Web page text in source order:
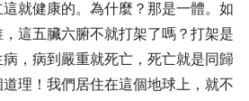
吉避凶—利人即自利，害人終害己-全1集
益—由有念而入無念，因往生而契無生-全1
典範 促進世界安定和平-全1集
就健康的。為什麼？那是一體。如
這五臟六腑不就打架了嗎？打架是
，病到嚴重就死亡，死亡就是同歸
理！我們居住在這個地球上，就不